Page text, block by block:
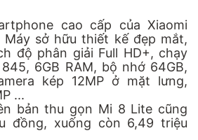
cao cấp của Xiaomi
sở hữu thiết kế đẹp mắt,
độ phân giải Full HD+, chạy
6GB RAM, bộ nhớ 64GB,
kép 12MP ở mặt lưng,
...
bản thu gọn Mi 8 Lite cũng
đồng, xuống còn 6,49 triệu